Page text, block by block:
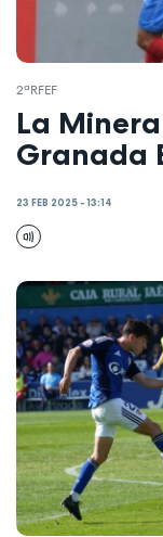
2ªRFEF
La
Granada
23 FEB 2025 - 13:14